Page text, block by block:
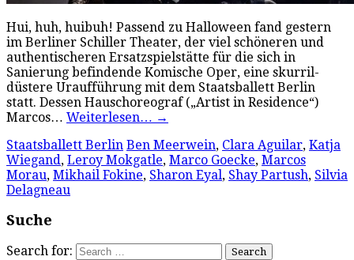
Hui, huh, huibuh! Passend zu Halloween fand gestern
im Berliner Schiller Theater, der viel schöneren und
authentischeren Ersatzspielstätte für die sich in
Sanierung befindende Komische Oper, eine skurril-
düstere Uraufführung mit dem Staatsballett Berlin
statt. Dessen Hauschoreograf („Artist in Residence“)
Marcos… Weiterlesen… →
Staatsballett Berlin Ben Meerwein, Clara Aguilar, Katja
Wiegand, Leroy Mokgatle, Marco Goecke, Marcos
Morau, Mikhail Fokine, Sharon Eyal, Shay Partush, Silvia
Delagneau
Suche
Search for: